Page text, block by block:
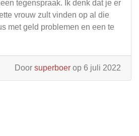
tegenspraak. Ik denk dat je er
vrouw zult vinden op al die
met geld problemen en een te
Door superboer op 6 juli 2022